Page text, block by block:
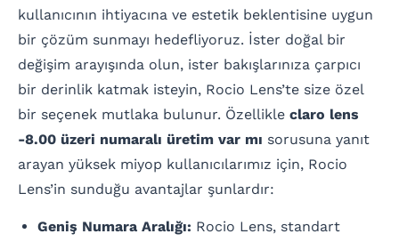
kullanıcının ihtiyacına ve estetik beklentisine uygun
bir çözüm sunmayı hedefliyoruz. İster doğal bir
değişim arayışında olun, ister bakışlarınıza çarpıcı
bir derinlik katmak isteyin, Rocio Lens’te size özel
bir seçenek mutlaka bulunur. Özellikle claro lens
-8.00 üzeri numaralı üretim var mı sorusuna yanıt
arayan yüksek miyop kullanıcılarımız için, Rocio
Lens’in sunduğu avantajlar şunlardır:
Geniş Numara Aralığı: Rocio Lens, standart